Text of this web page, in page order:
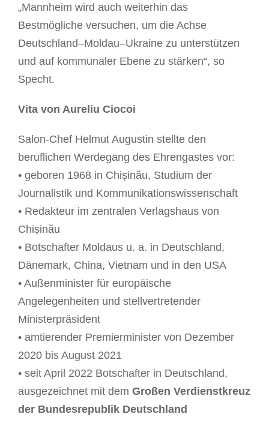
„Mannheim wird auch weiterhin das
Bestmögliche versuchen, um die Achse
Deutschland–Moldau–Ukraine zu unterstützen
und auf kommunaler Ebene zu stärken“, so
Specht.
Vita von Aureliu Ciocoi
Salon-Chef Helmut Augustin stellte den
beruflichen Werdegang des Ehrengastes vor:
• geboren 1968 in Chișinău, Studium der
Journalistik und Kommunikationswissenschaft
• Redakteur im zentralen Verlagshaus von
Chișinău
• Botschafter Moldaus u. a. in Deutschland,
Dänemark, China, Vietnam und in den USA
• Außenminister für europäische
Angelegenheiten und stellvertretender
Ministerpräsident
• amtierender Premierminister von Dezember
2020 bis August 2021
• seit April 2022 Botschafter in Deutschland,
ausgezeichnet mit dem Großen Verdienstkreuz
der Bundesrepublik Deutschland